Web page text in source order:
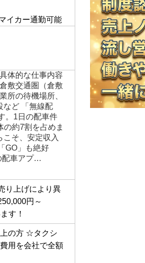
イカー通勤可能
体的な仕事内容
敷交通圏（倉敷
所の待機場所、
など 「無線配
。1日の配車件
約7割を占めま
そ、安定収入
GO」も絶好
配車アプ…
り上げにより異
円～
す！
の方 ☆タクシ
用を会社で全額